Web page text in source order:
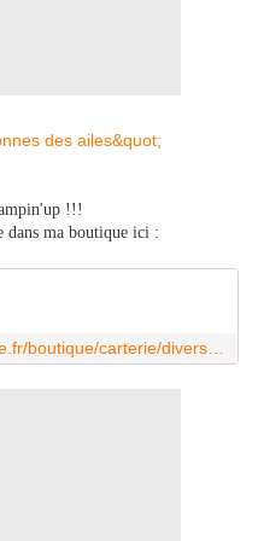
!!!
dans ma boutique ici :